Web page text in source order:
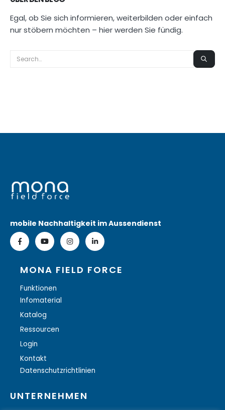
Egal, ob Sie sich informieren, weiterbilden oder einfach
nur stöbern möchten – hier werden Sie fündig.
mobile Nachhaltigkeit im Aussendienst
MONA FIELD FORCE
Funktionen
Infomaterial
Katalog
Ressourcen
Login
Kontakt
Datenschutzrichtlinien
UNTERNEHMEN